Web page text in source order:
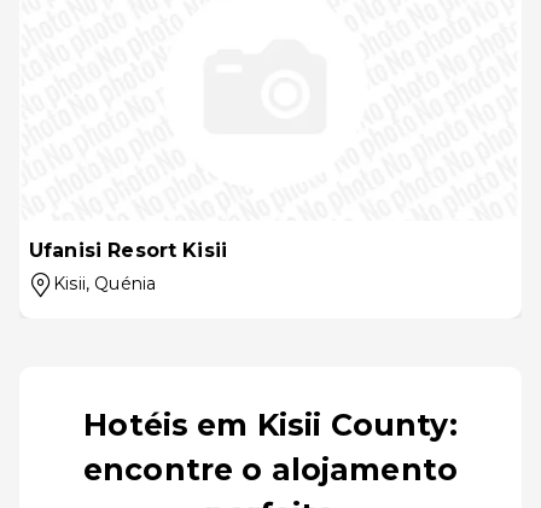
Ufanisi Resort Kisii
Kisii, Quénia
Hotéis em Kisii County:
encontre o alojamento